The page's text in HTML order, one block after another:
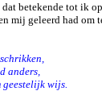
betekende tot ik
mij geleerd had om
anders,
geestelijk wijs.